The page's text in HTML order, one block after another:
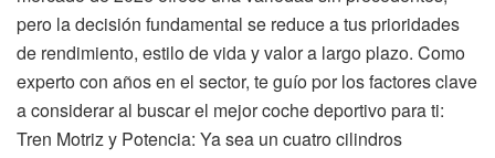
pero la decisión fundamental se reduce a tus prioridades
de rendimiento, estilo de vida y valor a largo plazo. Como
experto con años en el sector, te guío por los factores clave
a considerar al buscar el mejor coche deportivo para ti:
Tren Motriz y Potencia: Ya sea un cuatro cilindros